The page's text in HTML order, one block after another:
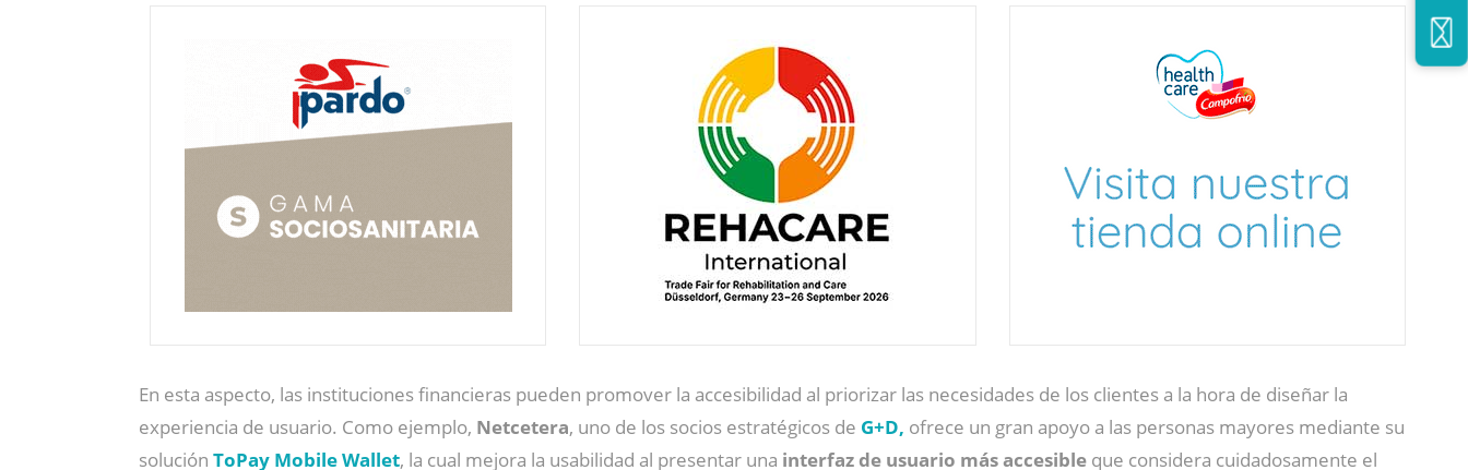
En esta aspecto, las instituciones financieras pueden promover la accesibilidad al priorizar las necesidades de los clientes a la hora de diseñar la
experiencia de usuario. Como ejemplo, Netcetera, uno de los socios estratégicos de G+D, ofrece un gran apoyo a las personas mayores mediante su
solución ToPay Mobile Wallet, la cual mejora la usabilidad al presentar una interfaz de usuario más accesible que considera cuidadosamente el